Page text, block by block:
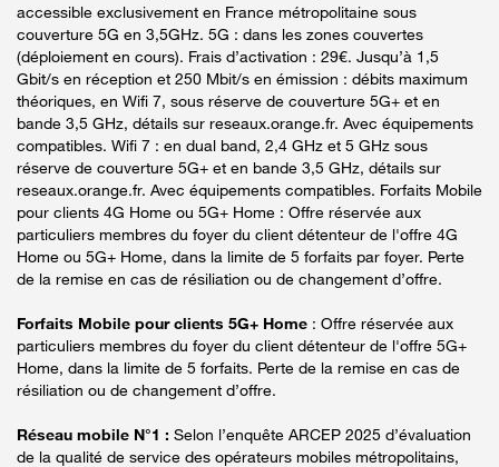
accessible exclusivement en France métropolitaine sous
couverture 5G en 3,5GHz. 5G : dans les zones couvertes
(déploiement en cours). Frais d’activation : 29€. Jusqu’à 1,5
Gbit/s en réception et 250 Mbit/s en émission : débits maximum
théoriques, en Wifi 7, sous réserve de couverture 5G+ et en
bande 3,5 GHz, détails sur reseaux.orange.fr. Avec équipements
compatibles. Wifi 7 : en dual band, 2,4 GHz et 5 GHz sous
réserve de couverture 5G+ et en bande 3,5 GHz, détails sur
reseaux.orange.fr. Avec équipements compatibles. Forfaits Mobile
pour clients 4G Home ou 5G+ Home : Offre réservée aux
particuliers membres du foyer du client détenteur de l'offre 4G
Home ou 5G+ Home, dans la limite de 5 forfaits par foyer. Perte
de la remise en cas de résiliation ou de changement d’offre.
Forfaits Mobile pour clients 5G+ Home : Offre réservée aux
particuliers membres du foyer du client détenteur de l'offre 5G+
Home, dans la limite de 5 forfaits. Perte de la remise en cas de
résiliation ou de changement d’offre.
Réseau mobile N°1 : Selon l’enquête ARCEP 2025 d’évaluation
de la qualité de service des opérateurs mobiles métropolitains,